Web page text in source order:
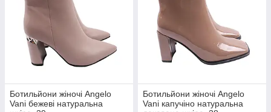
Ботильйони жіночі Angelo
Vani бежеві натуральна
Ботильйони жіночі Angelo
Vani капучіно натуральна